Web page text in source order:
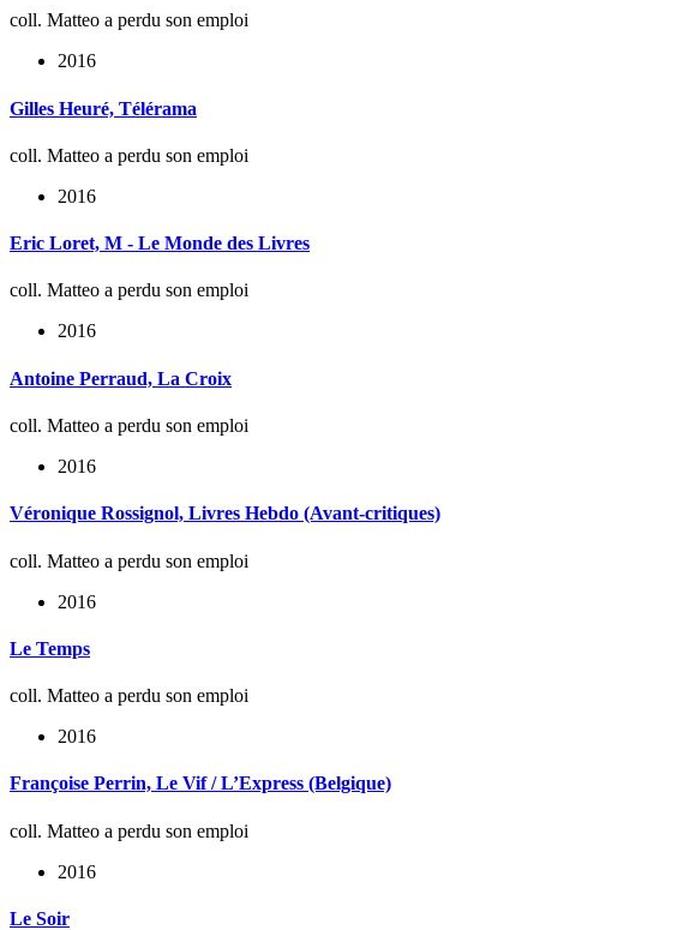
coll. Matteo a perdu son emploi
2016
Gilles Heuré, Télérama
coll. Matteo a perdu son emploi
2016
Eric Loret, M - Le Monde des Livres
coll. Matteo a perdu son emploi
2016
Antoine Perraud, La Croix
coll. Matteo a perdu son emploi
2016
Véronique Rossignol, Livres Hebdo (Avant-critiques)
coll. Matteo a perdu son emploi
2016
Le Temps
coll. Matteo a perdu son emploi
2016
Françoise Perrin, Le Vif / L’Express (Belgique)
coll. Matteo a perdu son emploi
2016
Le Soir